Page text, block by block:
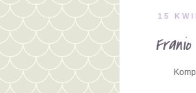
15
Franio